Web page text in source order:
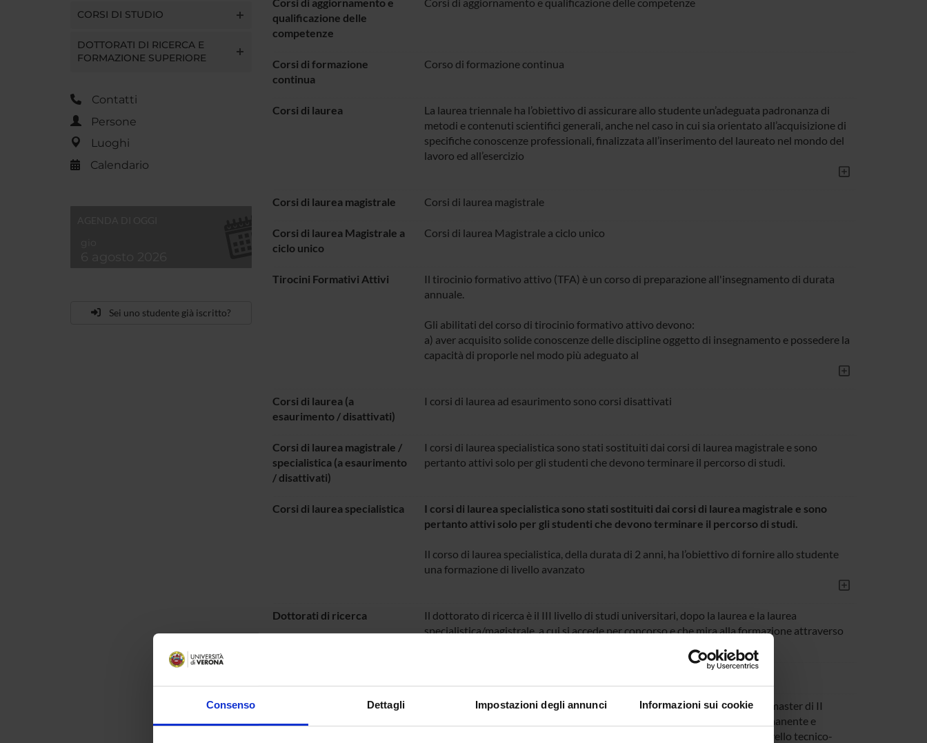
Consenso Dettagli Impostazioni degli annunci Informazioni sui cookie
CORSI DI STUDIO
DOTTORATI DI RICERCA E
FORMAZIONE SUPERIORE
Contatti
Persone
Luoghi
Calendario
Sei uno studente già iscritto?
qualificazione delle
competenze
Corsi di formazione
continua
Corso di formazione continua
Corsi di laurea
La laurea triennale ha l’obiettivo di assicurare allo studente un’adeguata padronanza di
metodi e contenuti scientifici generali, anche nel caso in cui sia orientato all’acquisizione di
specifiche conoscenze professionali, finalizzata all’inserimento del laureato nel mondo del
lavoro ed all’esercizio
Corsi di laurea magistrale Corsi di laurea magistrale
Corsi di laurea Magistrale a
ciclo unico
Corsi di laurea Magistrale a ciclo unico
Tirocini Formativi Attivi
Il tirocinio formativo attivo (TFA) è un corso di preparazione all'insegnamento di durata
annuale.
Gli abilitati del corso di tirocinio formativo attivo devono:
a) aver acquisito solide conoscenze delle discipline oggetto di insegnamento e possedere la
capacità di proporle nel modo più adeguato al
Corsi di laurea (a
esaurimento / disattivati)
I corsi di laurea ad esaurimento sono corsi disattivati
Corsi di laurea magistrale /
specialistica (a esaurimento
/ disattivati)
I corsi di laurea specialistica sono stati sostituiti dai corsi di laurea magistrale e sono
pertanto attivi solo per gli studenti che devono terminare il percorso di studi.
Corsi di laurea specialistica
I corsi di laurea specialistica sono stati sostituiti dai corsi di laurea magistrale e sono
pertanto attivi solo per gli studenti che devono terminare il percorso di studi.
Il corso di laurea specialistica, della durata di 2 anni, ha l’obiettivo di fornire allo studente
una formazione di livello avanzato
Dottorati di ricerca
Il dottorato di ricerca è il III livello di studi universitari, dopo la laurea e la laurea
specialistica/magistrale, a cui si accede per concorso e che mira alla formazione attraverso
Corsi di studio post-laurea (master di I livello) o post-laurea specialistica (master di II
livello) a carattere di perfezionamento scientifico e di alta formazione permanente e
ricorrente. Forniscono conoscenze e abilità di carattere professionale, di livello tecnico-